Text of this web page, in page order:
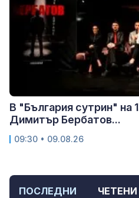
ПОСЛЕДНИ ЧЕТЕНИ
В "България сутрин" на
Димитър Бербатов...
09:30 • 09.08.26